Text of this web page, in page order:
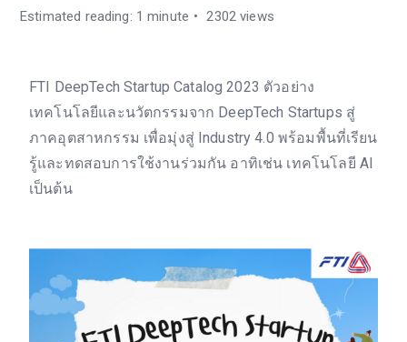
Estimated reading: 1 minute 2302 views
FTI DeepTech Startup Catalog 2023 ตัวอย่าง
เทคโนโลยีและนวัตกรรมจาก DeepTech Startups สู่
ภาคอุตสาหกรรม เพื่อมุ่งสู่ Industry 4.0 พร้อมพื้นที่เรียน
รู้และทดสอบการใช้งานร่วมกัน อาทิเช่น เทคโนโลยี AI
เป็นต้น